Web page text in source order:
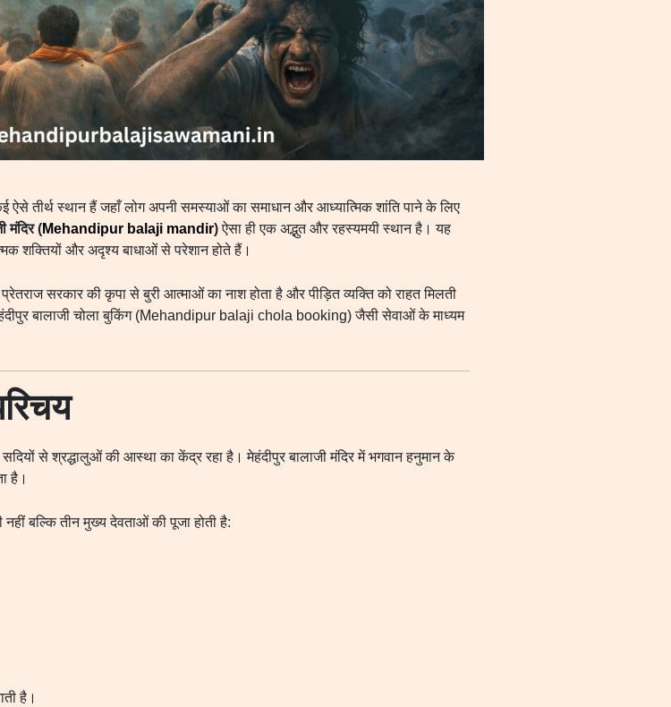
तीर्थ स्थान हैं जहाँ लोग अपनी समस्याओं का समाधान और आध्यात्मिक शांति पाने के लिए
मंदिर (Mehandipur balaji mandir)ऐसा ही एक अद्भुत और रहस्यमयी स्थान है। यह
शक्तियों और अदृश्य बाधाओं से परेशान होते हैं।
सरकार की कृपा से बुरी आत्माओं का नाश होता है और पीड़ित व्यक्ति को राहत मिलती
बालाजी चोला बुकिंग (Mehandipur balaji chola booking) जैसी सेवाओं के माध्यम
से श्रद्धालुओं की आस्था का केंद्र रहा है। मेहंदीपुर बालाजी मंदिर में भगवान हनुमान के
है।
बल्कि तीन मुख्य देवताओं की पूजा होती है:
है।